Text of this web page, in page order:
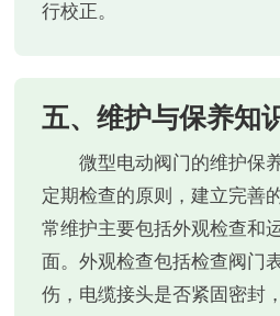
行校正。
五、维护与保养知
微型电动阀门的维护保
定期检查的原则，建立完善
常维护主要包括外观检查和
面。外观检查包括检查阀门
伤，电缆接头是否紧固密封